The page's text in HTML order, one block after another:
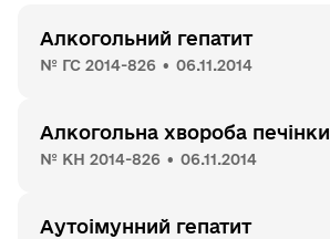
Алкогольний гепатит
№ ГС 2014-826 • 06.11.2014
Алкогольна хвороба печінки
№ КН 2014-826 • 06.11.2014
Аутоімунний гепатит